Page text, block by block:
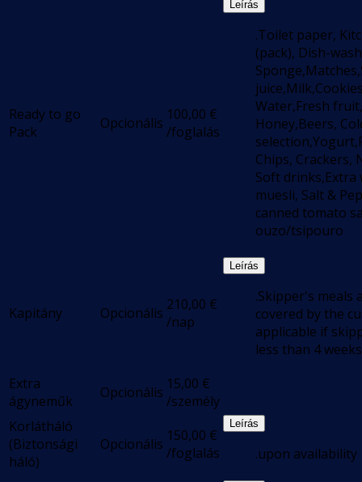
Ready to go
Pack
Opcionális 100,00 €
/foglalás
Leírás
.Toilet paper,
(pack), Dish-
Water,Fresh
Honey,Beers,
Chips, Crackers,
Soft drinks,Extra
muesli, Salt &
canned tomato
ouzo/tsipouro
Kapitány Opcionális 210,00 €
/nap
Leírás
.Skipper's meals
covered by the
applicable if
less than 4
Extra
ágyneműk
Opcionális 15,00 €
/személy
Korlátháló
(Biztonsági
háló)
Opcionális 150,00 €
/foglalás
Leírás
.upon availability